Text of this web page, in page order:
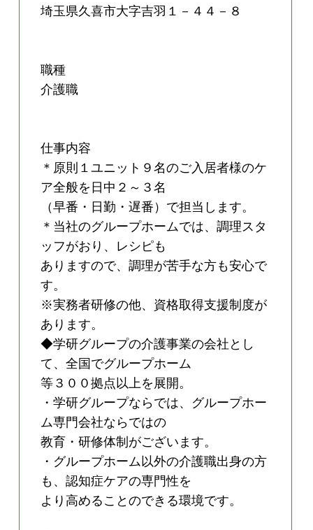
埼玉県久喜市大字吉羽１－４４－８
職種
介護職
仕事内容
＊原則１ユニット９名のご入居者様のケ
ア全般を日中２～３名
（早番・日勤・遅番）で担当します。
＊当社のグループホームでは、調理スタ
ッフがおり、レシピも
ありますので、調理が苦手な方も安心で
す。
※実務者研修の他、資格取得支援制度が
あります。
◆学研グループの介護事業の会社とし
て、全国でグループホーム
等３００拠点以上を展開。
・学研グループならでは、グループホー
ム専門会社ならではの
教育・研修体制がございます。
・グループホーム以外の介護職出身の方
も、認知症ケアの専門性を
より高めることのできる環境です。